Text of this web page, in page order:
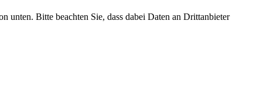
unten. Bitte beachten Sie, dass dabei Daten an Drittanbieter